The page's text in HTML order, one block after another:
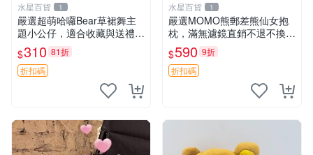
水星百貨 1
嚴選超萌哈囉Bear草裙舞主
題小公仔，適合收藏與送禮 1
00 克 哈囉Bear 草裙舞
$310 81折
折扣碼
水星百貨 1
嚴選MOMO熊郵差熊仙女抱
枕，滿無濾鏡直銷不退不換
經典造型可愛必備 紅薯啵啵
間抱枕 抱枕 時尚
$590 9折
折扣碼